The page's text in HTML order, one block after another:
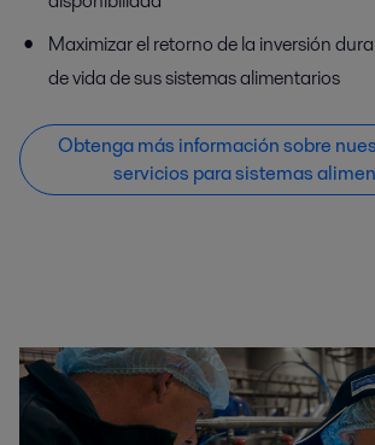
Maximizar el retorno de la inversión
de vida de sus sistemas alimentarios
Obtenga más información sobre
servicios para sistemas